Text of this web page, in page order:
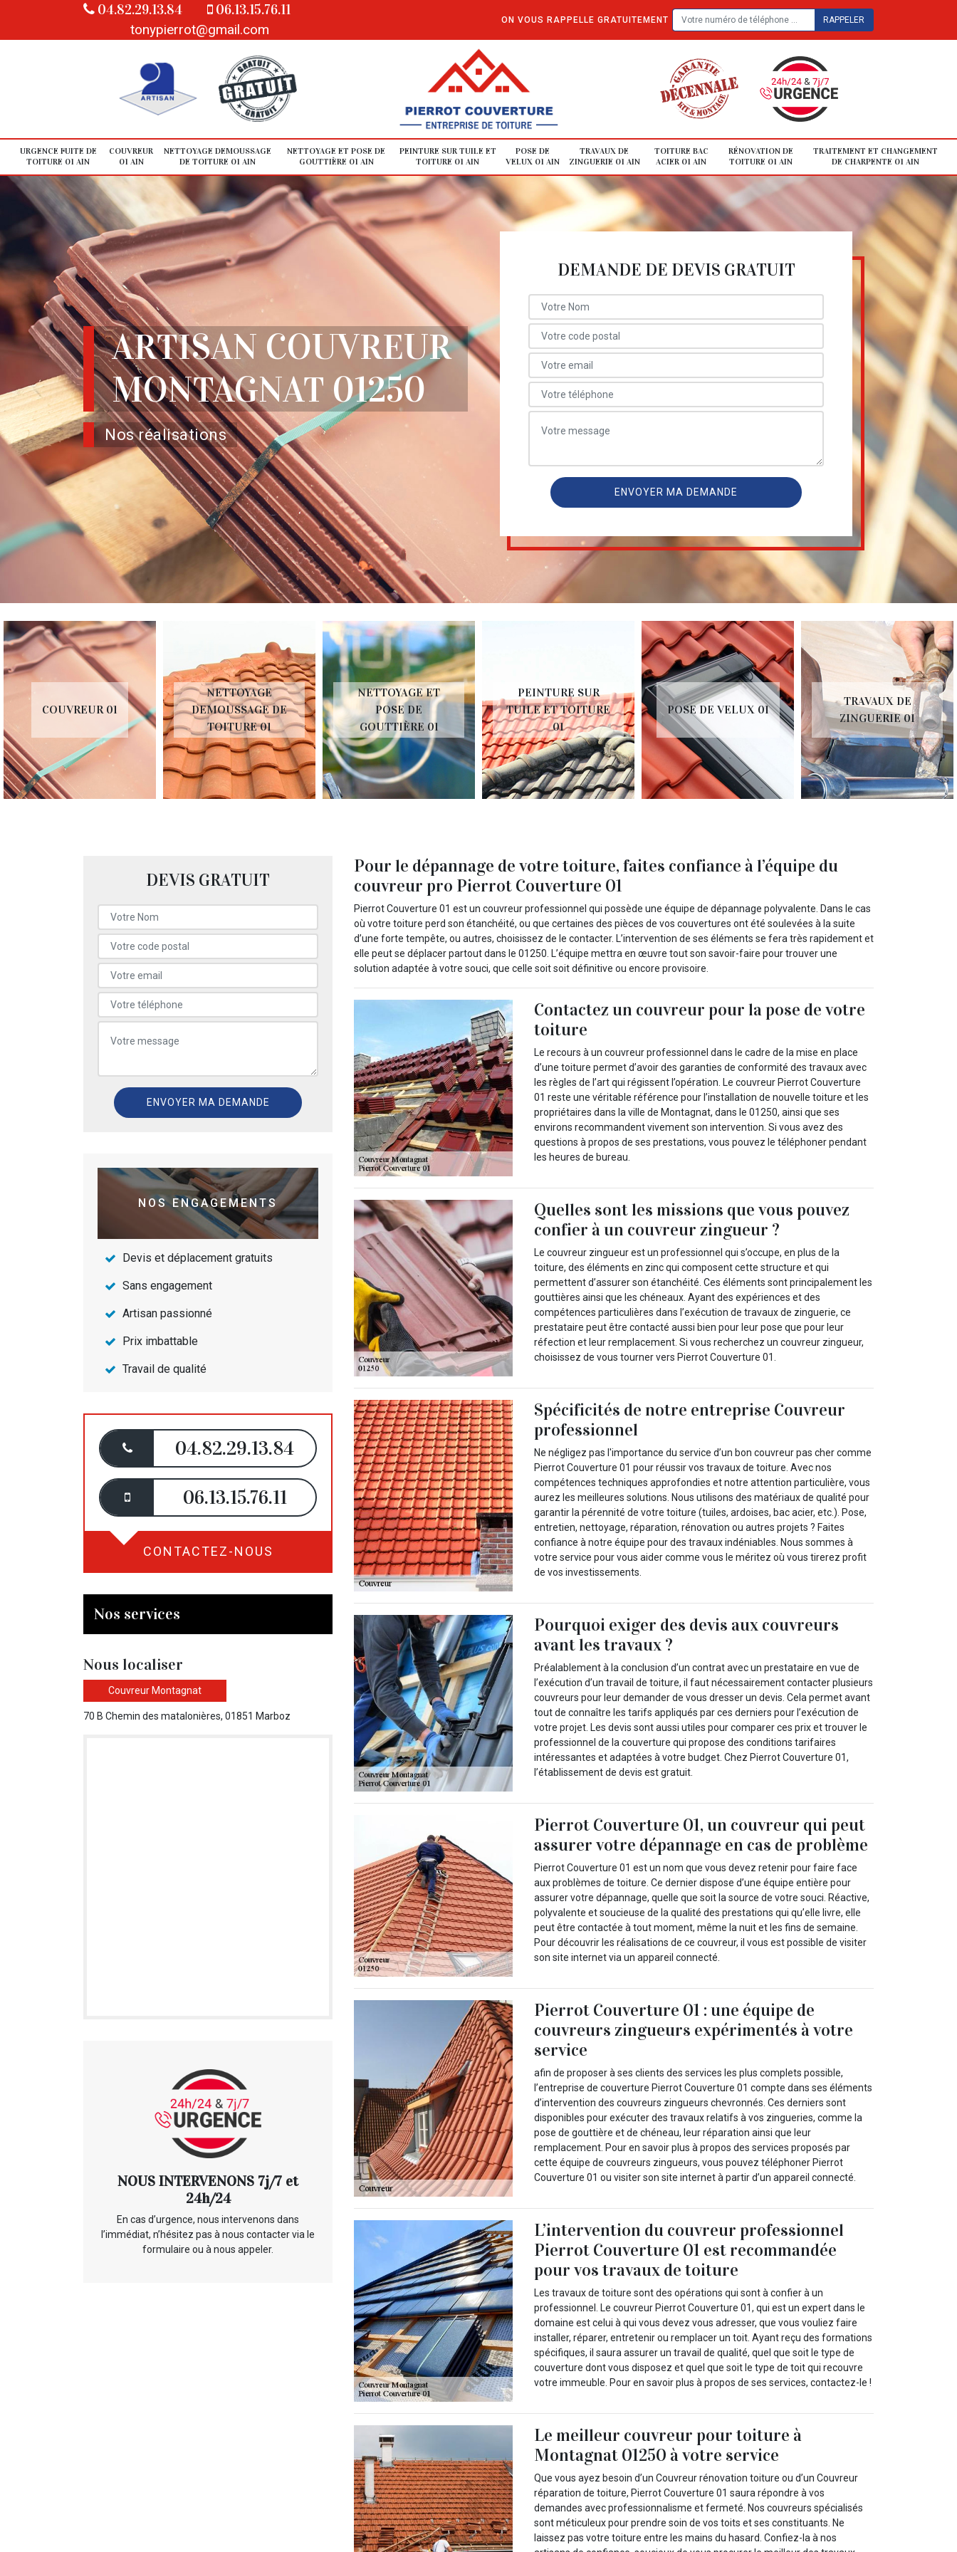
04.82.29.13.84
06.13.15.76.11
tonypierrot@gmail.com
ON VOUS RAPPELLE GRATUITEMENT
URGENCE FUITE DE
TOITURE 01 AIN
COUVREUR
01 AIN
NETTOYAGE DEMOUSSAGE
DE TOITURE 01 AIN
NETTOYAGE ET POSE DE
GOUTTIÈRE 01 AIN
PEINTURE SUR TUILE ET
TOITURE 01 AIN
POSE DE
VELUX 01 AIN
TRAVAUX DE
ZINGUERIE 01 AIN
TOITURE BAC
ACIER 01 AIN
RÉNOVATION DE
TOITURE 01 AIN
TRAITEMENT ET CHANGEMENT
DE CHARPENTE 01 AIN
ARTISAN COUVREUR
MONTAGNAT 01250
Nos réalisations
DEMANDE DE DEVIS GRATUIT
COUVREUR 01
NETTOYAGE
DEMOUSSAGE DE
TOITURE 01
NETTOYAGE ET
POSE DE
GOUTTIÈRE 01
PEINTURE SUR
TUILE ET TOITURE
01
POSE DE VELUX 01
TRAVAUX DE
ZINGUERIE 01
DEVIS GRATUIT
NOS ENGAGEMENTS
Devis et déplacement gratuits
Sans engagement
Artisan passionné
Prix imbattable
Travail de qualité
04.82.29.13.84
06.13.15.76.11
CONTACTEZ-NOUS
Nos services
Nous localiser
Couvreur Montagnat
70 B Chemin des matalonières, 01851 Marboz
NOUS INTERVENONS 7j/7 et
24h/24
En cas d’urgence, nous intervenons dans
l’immédiat, n’hésitez pas à nous contacter via le
formulaire ou à nous appeler.
Pour le dépannage de votre toiture, faites confiance à l’équipe du
couvreur pro Pierrot Couverture 01
Pierrot Couverture 01 est un couvreur professionnel qui possède une équipe de dépannage polyvalente. Dans le cas
où votre toiture perd son étanchéité, ou que certaines des pièces de vos couvertures ont été soulevées à la suite
d’une forte tempête, ou autres, choisissez de le contacter. L’intervention de ses éléments se fera très rapidement et
elle peut se déplacer partout dans le 01250. L’équipe mettra en œuvre tout son savoir-faire pour trouver une
solution adaptée à votre souci, que celle soit soit définitive ou encore provisoire.
Contactez un couvreur pour la pose de votre
toiture
Le recours à un couvreur professionnel dans le cadre de la mise en place
d’une toiture permet d’avoir des garanties de conformité des travaux avec
les règles de l’art qui régissent l’opération. Le couvreur Pierrot Couverture
01 reste une véritable référence pour l’installation de nouvelle toiture et les
propriétaires dans la ville de Montagnat, dans le 01250, ainsi que ses
environs recommandent vivement son intervention. Si vous avez des
questions à propos de ses prestations, vous pouvez le téléphoner pendant
les heures de bureau.
Quelles sont les missions que vous pouvez
confier à un couvreur zingueur ?
Le couvreur zingueur est un professionnel qui s’occupe, en plus de la
toiture, des éléments en zinc qui composent cette structure et qui
permettent d’assurer son étanchéité. Ces éléments sont principalement les
gouttières ainsi que les chéneaux. Ayant des expériences et des
compétences particulières dans l’exécution de travaux de zinguerie, ce
prestataire peut être contacté aussi bien pour leur pose que pour leur
réfection et leur remplacement. Si vous recherchez un couvreur zingueur,
choisissez de vous tourner vers Pierrot Couverture 01.
Spécificités de notre entreprise Couvreur
professionnel
Ne négligez pas l'importance du service d’un bon couvreur pas cher comme
Pierrot Couverture 01 pour réussir vos travaux de toiture. Avec nos
compétences techniques approfondies et notre attention particulière, vous
aurez les meilleures solutions. Nous utilisons des matériaux de qualité pour
garantir la pérennité de votre toiture (tuiles, ardoises, bac acier, etc.). Pose,
entretien, nettoyage, réparation, rénovation ou autres projets ? Faites
confiance à notre équipe pour des travaux indéniables. Nous sommes à
votre service pour vous aider comme vous le méritez où vous tirerez profit
de vos investissements.
Pourquoi exiger des devis aux couvreurs
avant les travaux ?
Préalablement à la conclusion d’un contrat avec un prestataire en vue de
l’exécution d’un travail de toiture, il faut nécessairement contacter plusieurs
couvreurs pour leur demander de vous dresser un devis. Cela permet avant
tout de connaître les tarifs appliqués par ces derniers pour l’exécution de
votre projet. Les devis sont aussi utiles pour comparer ces prix et trouver le
professionnel de la couverture qui propose des conditions tarifaires
intéressantes et adaptées à votre budget. Chez Pierrot Couverture 01,
l’établissement de devis est gratuit.
Pierrot Couverture 01, un couvreur qui peut
assurer votre dépannage en cas de problème
Pierrot Couverture 01 est un nom que vous devez retenir pour faire face
aux problèmes de toiture. Ce dernier dispose d’une équipe entière pour
assurer votre dépannage, quelle que soit la source de votre souci. Réactive,
polyvalente et soucieuse de la qualité des prestations qui qu’elle livre, elle
peut être contactée à tout moment, même la nuit et les fins de semaine.
Pour découvrir les réalisations de ce couvreur, il vous est possible de visiter
son site internet via un appareil connecté.
Pierrot Couverture 01 : une équipe de
couvreurs zingueurs expérimentés à votre
service
afin de proposer à ses clients des services les plus complets possible,
l’entreprise de couverture Pierrot Couverture 01 compte dans ses éléments
d’intervention des couvreurs zingueurs chevronnés. Ces derniers sont
disponibles pour exécuter des travaux relatifs à vos zingueries, comme la
pose de gouttière et de chéneau, leur réparation ainsi que leur
remplacement. Pour en savoir plus à propos des services proposés par
cette équipe de couvreurs zingueurs, vous pouvez téléphoner Pierrot
Couverture 01 ou visiter son site internet à partir d’un appareil connecté.
L’intervention du couvreur professionnel
Pierrot Couverture 01 est recommandée
pour vos travaux de toiture
Les travaux de toiture sont des opérations qui sont à confier à un
professionnel. Le couvreur Pierrot Couverture 01, qui est un expert dans le
domaine est celui à qui vous devez vous adresser, que vous vouliez faire
installer, réparer, entretenir ou remplacer un toit. Ayant reçu des formations
spécifiques, il saura assurer un travail de qualité, quel que soit le type de
couverture dont vous disposez et quel que soit le type de toit qui recouvre
votre immeuble. Pour en savoir plus à propos de ses services, contactez-le !
Le meilleur couvreur pour toiture à
Montagnat 01250 à votre service
Que vous ayez besoin d’un Couvreur rénovation toiture ou d’un Couvreur
réparation de toiture, Pierrot Couverture 01 saura répondre à vos
demandes avec professionnalisme et fermeté. Nos couvreurs spécialisés
sont méticuleux pour prendre soin de vos toits et ses constituants. Ne
laissez pas votre toiture entre les mains du hasard. Confiez-la à nos